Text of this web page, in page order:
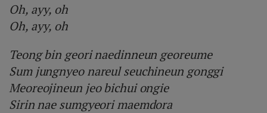
Oh, ayy, oh
Oh, ayy, oh
Teong bin geori naedinneun georeume
Sum jungnyeo nareul seuchineun gonggi
Meoreojineun jeo bichui ongie
Sirin nae sumgyeori maemdora